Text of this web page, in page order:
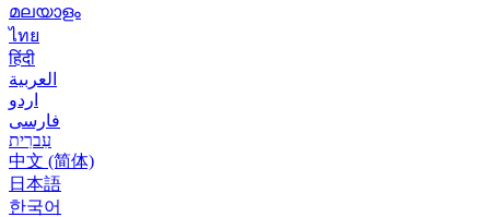
മലയാളം
ไทย
हिंदी
العربية
اردو
فارسی
עִברִית
中文 (简体)
日本語
한국어